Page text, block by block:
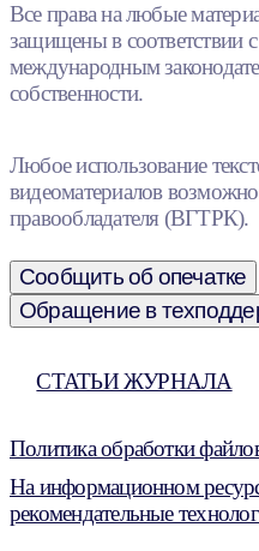
Все права на любые
защищены в соответствии
международным
собственности.
Любое использование
видеоматериалов возможно
правообладателя (ВГТРК).
Сообщить об опечатке
Обращение в
СТАТЬИ ЖУРНАЛА
Политика обработки
На информационном
рекомендательные